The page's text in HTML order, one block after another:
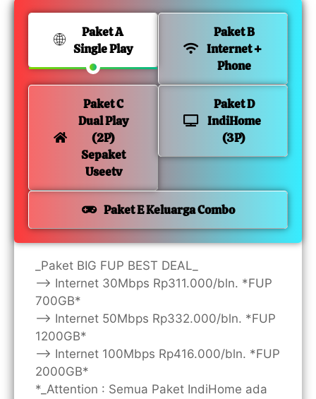
Paket A
Single Play
Paket B
Internet +
Phone
Paket C
Dual Play
(2P)
Sepaket
Useetv
Paket D
IndiHome
(3P)
Paket E Keluarga Combo
_Paket BIG FUP BEST DEAL_
—> Internet 30Mbps Rp311.000/bln. *FUP
700GB*
—> Internet 50Mbps Rp332.000/bln. *FUP
1200GB*
—> Internet 100Mbps Rp416.000/bln. *FUP
2000GB*
*_Attention : Semua Paket IndiHome ada